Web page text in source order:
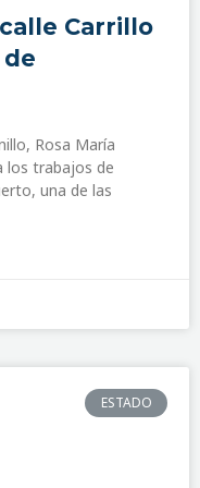
Carrillo
Rosa María
los trabajos de
una de las
ESTADO